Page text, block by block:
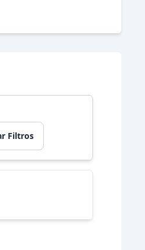
Filtros